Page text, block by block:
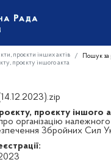
проєкти інших актів
Пошук за
проєкту іншого акта
проєкту іншого
організацію належного
Збройних Сил